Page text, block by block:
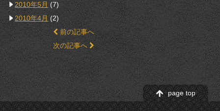
2010年5月 (7)
2010年4月 (2)
前の記事へ
次の記事へ
page top